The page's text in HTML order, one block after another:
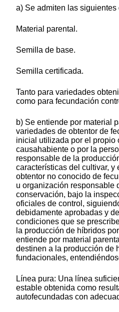
a) Se admiten las
Material parental.
Semilla de base.
Semilla certificada.
Tanto para variedades
como para fecundación
b) Se entiende por material
variedades de obtentor de
inicial utilizada por el propio
causahabiente o por la
responsable de la
características del cultivar,
obtentor no conocido de
u organización responsable
conservación, bajo la
oficiales de control,
debidamente aprobadas y
condiciones que se
la producción de híbridos
entiende por material
destinen a la producción de
fundacionales,
Línea pura: Una línea
estable obtenida como
autofecundadas con